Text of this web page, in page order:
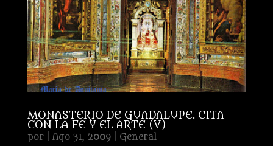
MONASTERIO DE GUADALUPE. CITA
CON LA FE Y EL ARTE (V)
por Ago 31, 2009| General